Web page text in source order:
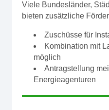
Viele Bundesländer,
bieten zusätzliche
Zuschüsse für
Kombination mit
möglich
Antragstellung
Energieagenturen